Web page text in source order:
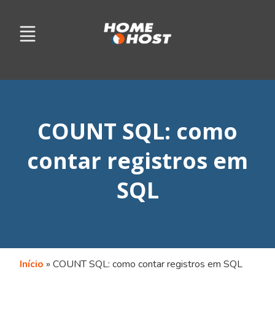
COUNT SQL: como
contar registros em
SQL
Início »COUNT SQL: como contar registros em SQL